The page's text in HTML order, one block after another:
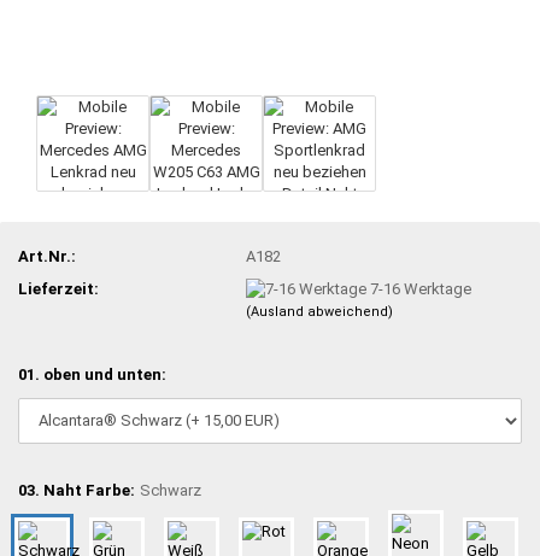
Art.Nr.:
A182
Lieferzeit:
7-16 Werktage
(Ausland abweichend)
01. oben und unten:
03. Naht Farbe: Schwarz